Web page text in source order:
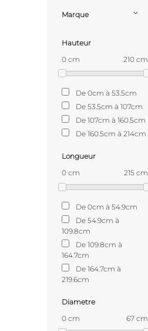
Marque
Hauteur
0 cm
210 cm
De 0cm à 53.5cm
De 53.5cm à 107cm
De 107cm à 160.5cm
De 160.5cm à 214cm
Longueur
0 cm
215 cm
De 0cm à 54.9cm
De 54.9cm à
109.8cm
De 109.8cm à
164.7cm
De 164.7cm à
219.6cm
Diametre
0 cm
67 cm